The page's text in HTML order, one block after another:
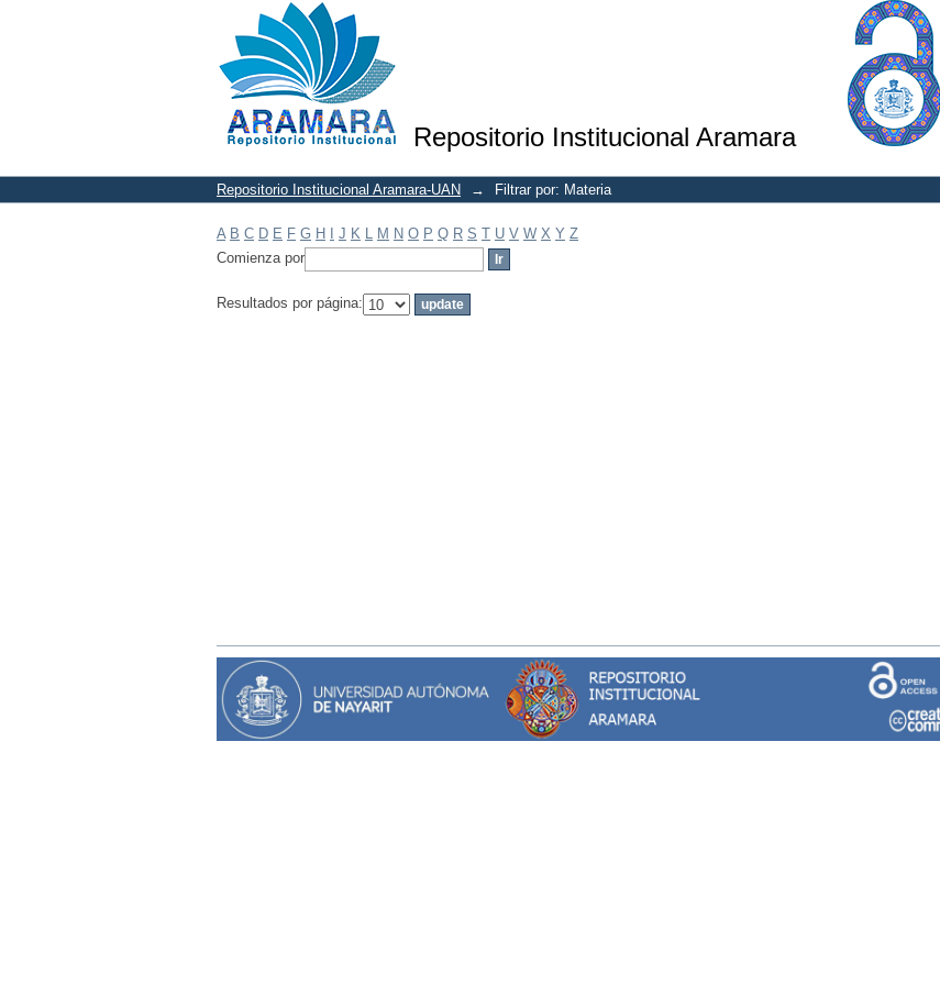
Repositorio Institucional Aramara
Filtrar por: Materia
Repositorio Institucional Aramara-UAN → Filtrar por: Materia
A B C D E F G H J K L M N O P Q R S T U V W X Y Z
Comienza por
Resultados por página: